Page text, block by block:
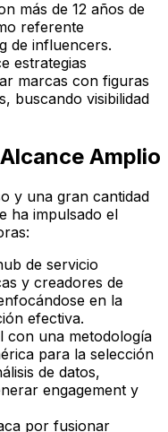
más de 12 años de
referente
de influencers.
estrategias
marcas con figuras
buscando visibilidad
Amplio
y una gran cantidad
ha impulsado el
de servicio
y creadores de
en la
efectiva.
con una metodología
para la selección
de datos,
engagement y
por fusionar